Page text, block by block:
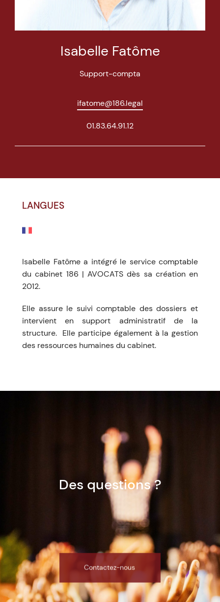
Isabelle Fatôme
Support-compta
ifatome@186.legal
01.83.64.91.12
LANGUES
Isabelle Fatôme a intégré le service comptable
du cabinet 186 | AVOCATS dès sa création en
2012.
Elle assure le suivi comptable des dossiers et
intervient en support administratif de la
structure. Elle participe également à la gestion
des ressources humaines du cabinet.
Des questions ?
Contactez-nous